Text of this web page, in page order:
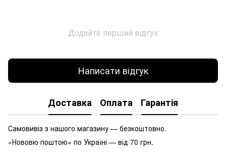
Додайте перший відгук
Написати відгук
Доставка Оплата Гарантія
Самовивіз з нашого магазину — безкоштовно.
«Нововю поштою» по Україні — від 70 грн.